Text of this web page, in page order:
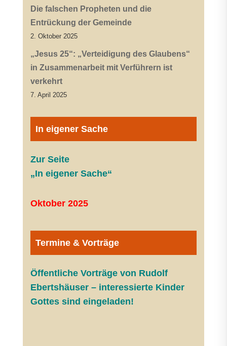
Die falschen Propheten und die
Entrückung der Gemeinde
2. Oktober 2025
„Jesus 25“: „Verteidigung des Glaubens“
in Zusammenarbeit mit Verführern ist
verkehrt
7. April 2025
In eigener Sache
Zur Seite
„In eigener Sache“
Oktober 2025
Termine & Vorträge
Öffentliche Vorträge von Rudolf
Ebertshäuser – interessierte Kinder
Gottes sind eingeladen!